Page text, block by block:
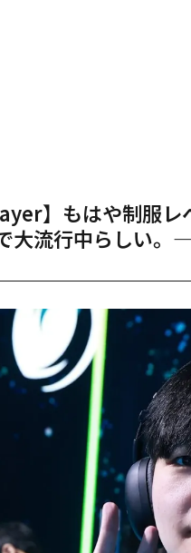
】もはや制服
大流行中らしい。